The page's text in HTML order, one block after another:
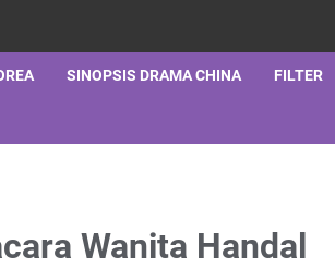
SINOPSIS DRAMA CHINA FILTER
Wanita Handal